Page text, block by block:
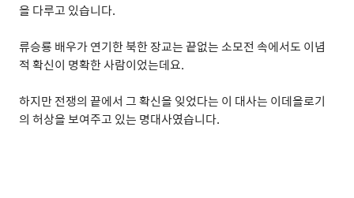
을 다루고 있습니다.
류승룡 배우가 연기한 북한 장교는 끝없는 소모전 속에서도 이념
적 확신이 명확한 사람이었는데요.
하지만 전쟁의 끝에서 그 확신을 잊었다는 이 대사는 이데올로기
의 허상을 보여주고 있는 명대사였습니다.